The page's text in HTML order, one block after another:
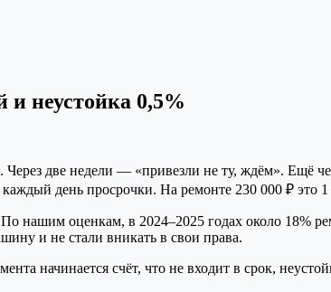
неустойка 0,5%
две недели — «привезли не ту, ждём». Ещё
день просрочки. На ремонте 230 000 ₽ это
нашим оценкам, в 2024–2025 годах около 18%
и не стали вникать в свои права.
начинается счёт, что не входит в срок,